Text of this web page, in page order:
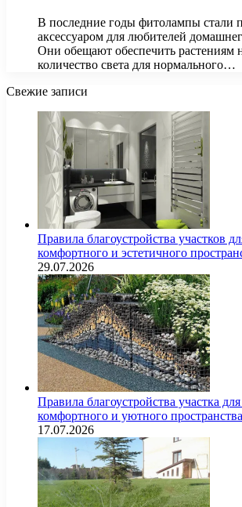
В последние годы фитолампы стали
аксессуаром для любителей
Они обещают обеспечить растениям
количество света для нормального…
Свежие записи
Правила благоустройства участков
комфортного и эстетичного
29.07.2026
Правила благоустройства участка
комфортного и уютного пространства
17.07.2026